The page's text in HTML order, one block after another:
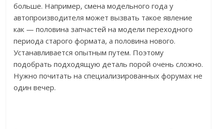
больше. Например, смена модельного года у
автопроизводителя может вызвать такое явление
как — половина запчастей на модели переходного
периода старого формата, а половина нового.
Устанавливается опытным путем. Поэтому
подобрать подходящую деталь порой очень сложно.
Нужно почитать на специализированных форумах не
один вечер.